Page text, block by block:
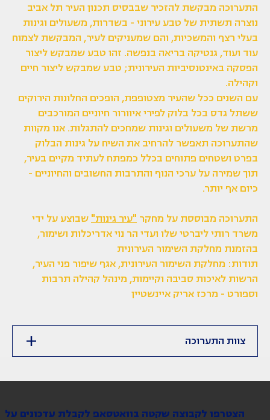
התערוכה מבקשת להזכיר שבבסיס תכנון העיר תל אביב
נוצרה תשתית של טבע עירוני - בשדרות, משעולים וגינות
בעלי רצף והמשכיות, והם שמעניקים לעיר, המבקשת לצמוח
עוד ועוד, גנטיקה בריאה בנפשה. זהו טבע שמבקש ליצור
הפסקה באינטנסיביות העירונית; טבע שמבקש ליצור חיים
וקהילה.
עם השנים ככל שהעיר מצטופפת, הופכים החלונות הירוקים
ששתל גדס בכל בלוק לפירי איוורור חיוניים המורכבים
מרשת של משעולים וגינות שמחכים להתגלות. אנו מקוות
שהתערוכה תאפשר להרחיב את השיח על גינות הבלוק
בפרט ושטחים פתוחים בכלל כמפתח לעתיד מקיים בעיר,
תוך שמירה על ערכי הנוף והתרבות החשובים והחיוניים -
כיום אף יותר.
התערוכה מבוססת על מחקר "עיר גינות"שבוצע על ידי
משרד רותי ליברטי שלו ועדי הר נוי אדריכלות ושימור,
בהזמנת מחלקת השימור העירונית
תודות: מחלקת השימור העירונית, אגף שיפור פני העיר,
הרשות לאיכות סביבה וקיימות, מינהל קהילה תרבות
וספורט - מרכז אריק איינשטיין
צוות התערוכה
הצטרפו לקבוצה שקטה בוואטסאפ לקבלת עדכונים על